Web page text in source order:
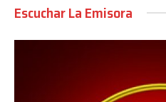
Escuchar La Emisora